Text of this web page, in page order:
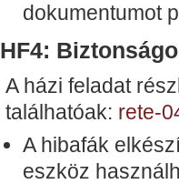
dokumentumot
HF4:
A házi feladat
találhatóak: rete-
A hibafák
eszköz